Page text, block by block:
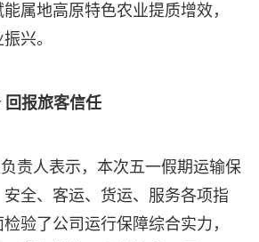
属地高原特色农业提质增效，
兴。
回报旅客信任
责人表示，本次五一假期运输保
全、客运、货运、服务各项指
验了公司运行保障综合实力，